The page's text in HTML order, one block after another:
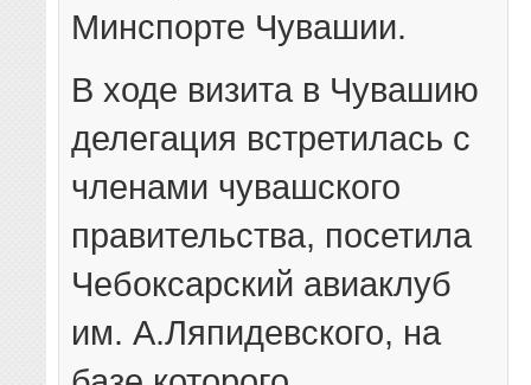
Минспорте Чувашии.
В ходе визита в Чувашию
делегация встретилась с
членами чувашского
правительства, посетила
Чебоксарский авиаклуб
им. А.Ляпидевского, на